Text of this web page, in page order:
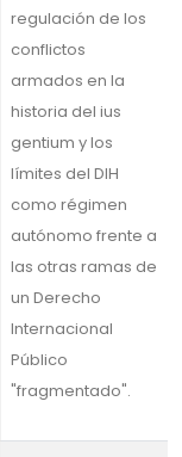
regulación de los
conflictos
armados en la
historia del ius
gentium y los
límites del DIH
como régimen
autónomo frente a
las otras ramas de
un Derecho
Internacional
Público
"fragmentado".